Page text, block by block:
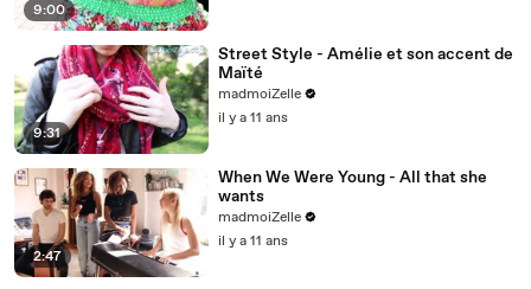
9:00
9:31
Street Style - Amélie et son accent de
Maïté
madmoiZelle
il y a 11 ans
2:47
When We Were Young - All that she
wants
madmoiZelle
il y a 11 ans